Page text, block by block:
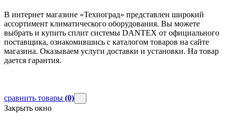
В интернет магазине «Техноград» представлен широкий
ассортимент климатического оборудования. Вы можете
выбрать и купить сплит системы DANTEX от официального
поставщика, ознакомившись с каталогом товаров на сайте
магазина. Оказываем услуги доставки и установки. На товар
дается гарантия.
сравнить товары (0)
Закрыть окно